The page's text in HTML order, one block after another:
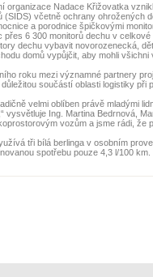
organizace Nadace Křižovatka
(SIDS) včetně ochrany ohrožených
a porodnice špičkovými
6 300 monitorů dechu v
dechu vybavit novorozenecká,
domů vypůjčit, aby mohli všichni
roku mezi významné partnery
součástí oblasti logistiky při
velmi oblíben právě mladými
vysvětluje Ing. Martina Bedrnová,
vozům a jsme rádi, že
tři bílá berlinga v osobním
spotřebu pouze 4,3 l/100 km.